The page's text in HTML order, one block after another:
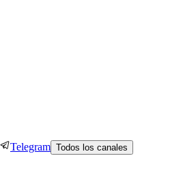
Telegram Todos los canales